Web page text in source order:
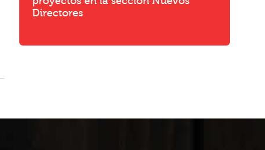
Directores